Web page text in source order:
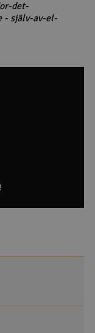
det-
- själv-av-el-